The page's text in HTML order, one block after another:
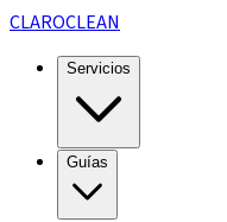
CLAROCLEAN
Servicios
Guías